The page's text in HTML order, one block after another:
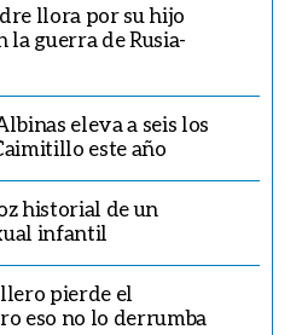
llora por su hijo
la guerra de Rusia-
eleva a seis los
este año
historial de un
infantil
pierde el
eso no lo derrumba